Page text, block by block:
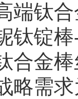
端钛
钛锭
合金
略需